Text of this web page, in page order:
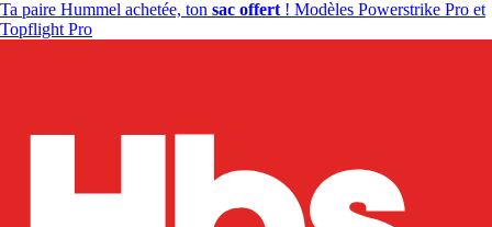
Ta paire Hummel achetée, ton sac offert ! Modèles Powerstrike Pro et
Topflight Pro